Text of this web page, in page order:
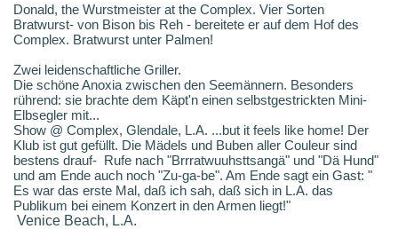
Donald, the Wurstmeister at the Complex. Vier Sorten
Bratwurst- von Bison bis Reh - bereitete er auf dem Hof des
Complex. Bratwurst unter Palmen!
Zwei leidenschaftliche Griller.
Die schöne Anoxia zwischen den Seemännern. Besonders
rührend: sie brachte dem Käpt'n einen selbstgestrickten Mini-
Elbsegler mit...
Show @ Complex, Glendale, L.A. ...but it feels like home! Der
Klub ist gut gefüllt. Die Mädels und Buben aller Couleur sind
bestens drauf- Rufe nach "Brrratwuuhsttsangä" und "Dä Hund"
und am Ende auch noch "Zu-ga-be". Am Ende sagt ein Gast: "
Es war das erste Mal, daß ich sah, daß sich in L.A. das
Publikum bei einem Konzert in den Armen liegt!"
Venice Beach, L.A.